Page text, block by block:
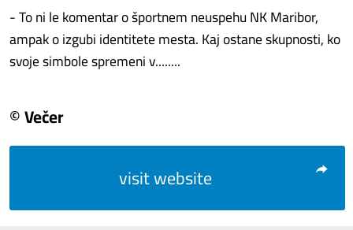
- To ni le komentar o športnem neuspehu NK Maribor,
ampak o izgubi identitete mesta. Kaj ostane skupnosti, ko
svoje simbole spremeni v........
© Večer
visit website